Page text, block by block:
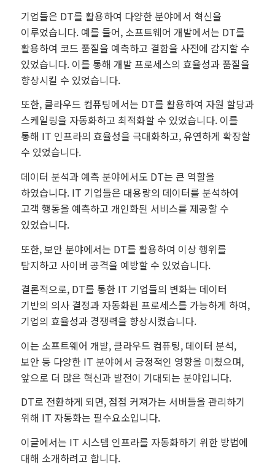
기업들은 DT를 활용하여 다양한 분야에서 혁신을
이루었습니다. 예를 들어, 소프트웨어 개발에서는 DT를
활용하여 코드 품질을 예측하고 결함을 사전에 감지할 수
있었습니다. 이를 통해 개발 프로세스의 효율성과 품질을
향상시킬 수 있었습니다.
또한, 클라우드 컴퓨팅에서는 DT를 활용하여 자원 할당과
스케일링을 자동화하고 최적화할 수 있었습니다. 이를
통해 IT 인프라의 효율성을 극대화하고, 유연하게 확장할
수 있었습니다.
데이터 분석과 예측 분야에서도 DT는 큰 역할을
하였습니다. IT 기업들은 대용량의 데이터를 분석하여
고객 행동을 예측하고 개인화된 서비스를 제공할 수
있었습니다.
또한, 보안 분야에서는 DT를 활용하여 이상 행위를
탐지하고 사이버 공격을 예방할 수 있었습니다.
결론적으로, DT를 통한 IT 기업들의 변화는 데이터
기반의 의사 결정과 자동화된 프로세스를 가능하게 하여,
기업의 효율성과 경쟁력을 향상시켰습니다.
이는 소프트웨어 개발, 클라우드 컴퓨팅, 데이터 분석,
보안 등 다양한 IT 분야에서 긍정적인 영향을 미쳤으며,
앞으로 더 많은 혁신과 발전이 기대되는 분야입니다.
DT로 전환하게 되면, 점점 커져가는 서버들을 관리하기
위해 IT 자동화는 필수요소입니다.
이글에서는 IT 시스템 인프라를 자동화하기 위한 방법에
대해 소개하려고 합니다.